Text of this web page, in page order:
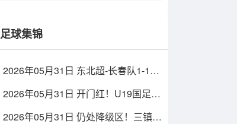
足球集锦
2026年05月31日 东北超-长春队1-1战
扳平
2026年05月31日 开门红！U19国足1-
主刚果U23
2026年05月31日 仍处降级区！三镇1-